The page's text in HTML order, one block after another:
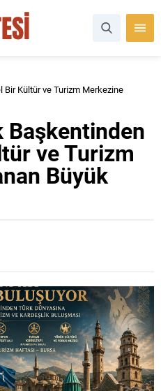
Bir Kültür ve Turizm Merkezine
Başkentinden
ve Turizm
Büyük